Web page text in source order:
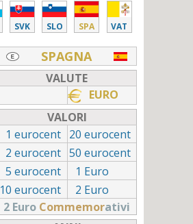
SVK SLO SPA VAT
SPAGNA
VALUTE
EURO
VALORI
1 eurocent 20 eurocent
2 eurocent 50 eurocent
5 eurocent 1 Euro
10 eurocent 2 Euro
2 Euro Commemorativi